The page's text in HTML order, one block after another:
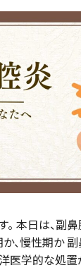
本日は、副
か、慢性期か
医学的な処置